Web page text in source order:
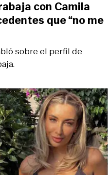
sobre el perfil de
con Camila
que “no me